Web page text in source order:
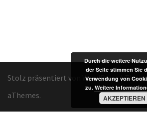
Stolz präsentiert von WordPress |
aThemes.
Durch die weitere
der Seite stimmen Sie
Verwendung von
zu. Weitere
AKZEPTIEREN